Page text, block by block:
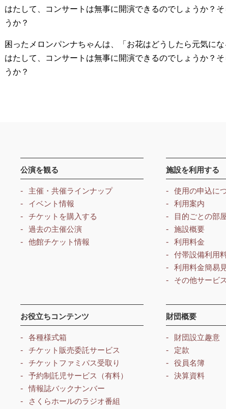
はたして、コンサートは無事に開演できるのでしょうか？
うか？
困ったメロンパンナちゃんは、「お花はどうしたら元気に
はたして、コンサートは無事に開演できるのでしょうか？
うか？
公演を観る
主催・共催ラインナップ
イベント情報
チケットを購入する
過去の主催公演
他館チケット情報
施設を利用する
使用の申込に
利用案内
目的ごとの部
施設概要
利用料金
付帯設備利用
利用料金簡易
その他サービス
お役立ちコンテンツ
各種様式箱
チケット販売委託サービス
チケットファミパス受取り
予約制託児サービス（有料）
情報誌バックナンバー
さくらホールのラジオ番組
財団概要
財団設立趣意
定款
役員名簿
決算資料